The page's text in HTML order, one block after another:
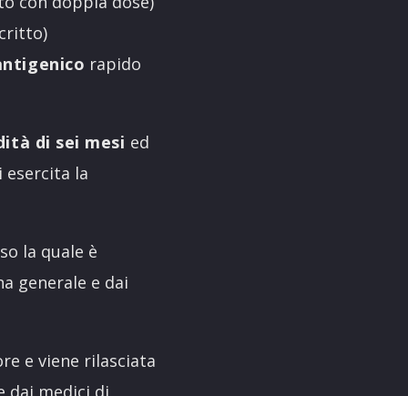
rapido
di sei mesi ed
esercita la
la quale è
generale e dai
e viene rilasciata
dai medici di